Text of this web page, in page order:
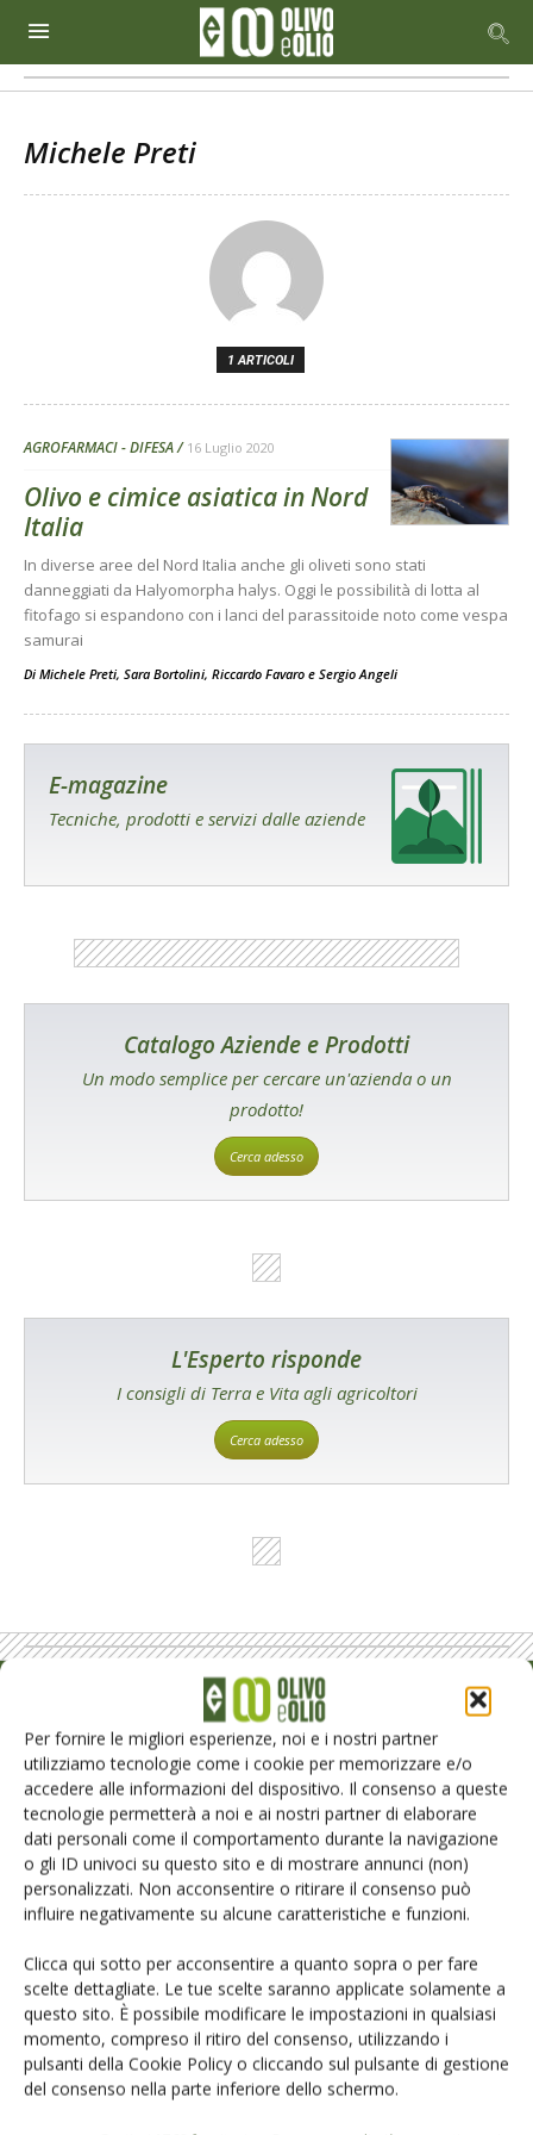
Per fornire le migliori esperienze, noi e i nostri partner
utilizziamo tecnologie come i cookie per memorizzare e/o
accedere alle informazioni del dispositivo. Il consenso a queste
tecnologie permetterà a noi e ai nostri partner di elaborare
dati personali come il comportamento durante la navigazione
o gli ID univoci su questo sito e di mostrare annunci (non)
personalizzati. Non acconsentire o ritirare il consenso può
influire negativamente su alcune caratteristiche e funzioni.
Clicca qui sotto per acconsentire a quanto sopra o per fare
scelte dettagliate. Le tue scelte saranno applicate solamente a
questo sito. È possibile modificare le impostazioni in qualsiasi
momento, compreso il ritiro del consenso, utilizzando i
pulsanti della Cookie Policy o cliccando sul pulsante di gestione
del consenso nella parte inferiore dello schermo.
Michele Preti
1 ARTICOLI
AGROFARMACI - DIFESA 16 Luglio 2020
Olivo e cimice asiatica in Nord
Italia
In diverse aree del Nord Italia anche gli oliveti sono stati
danneggiati da Halyomorpha halys. Oggi le possibilità di lotta al
fitofago si espandono con i lanci del parassitoide noto come vespa
samurai
Di Michele Preti, Sara Bortolini, Riccardo Favaro e Sergio Angeli
E-magazine
Tecniche, prodotti e servizi dalle aziende
Catalogo Aziende e Prodotti
Un modo semplice per cercare un'azienda o un
prodotto!
Cerca adesso
L'Esperto risponde
I consigli di Terra e Vita agli agricoltori
Cerca adesso
Rimani aggiornato sul mondo
dell’agricoltura
Iscriviti alle nostre newsletter